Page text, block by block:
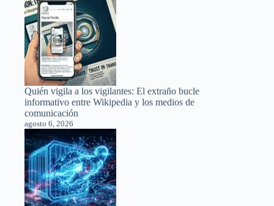
Quién vigila a los vigilantes: El extraño bucle
informativo entre Wikipedia y los medios de
comunicación
agosto 6, 2026